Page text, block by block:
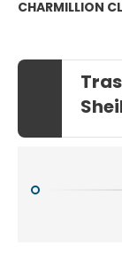
CHARMILLION